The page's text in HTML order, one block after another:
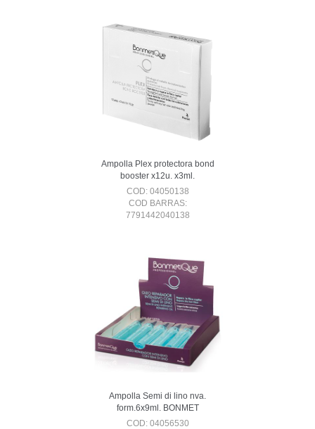
Ampolla Plex protectora bond
booster x12u. x3ml.
COD: 04050138
COD BARRAS:
7791442040138
Ampolla Semi di lino nva.
form.6x9ml. BONMET
COD: 04056530